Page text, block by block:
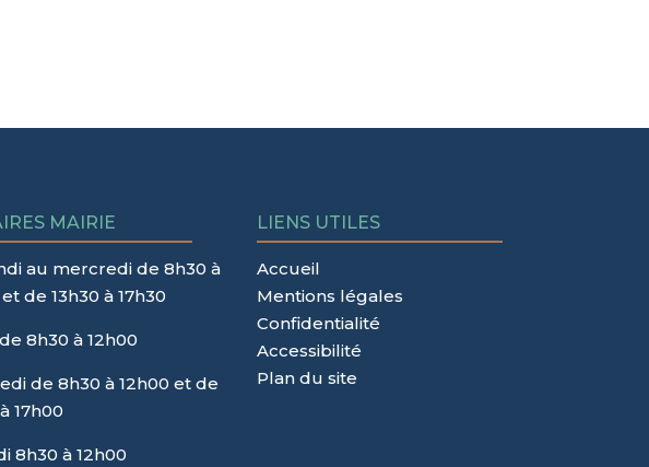
MAIRIE
au mercredi de 8h30 à
de 13h30 à 17h30
8h30 à 12h00
de 8h30 à 12h00 et de
17h00
8h30 à 12h00
LIENS UTILES
Accueil
Mentions légales
Confidentialité
Accessibilité
Plan du site